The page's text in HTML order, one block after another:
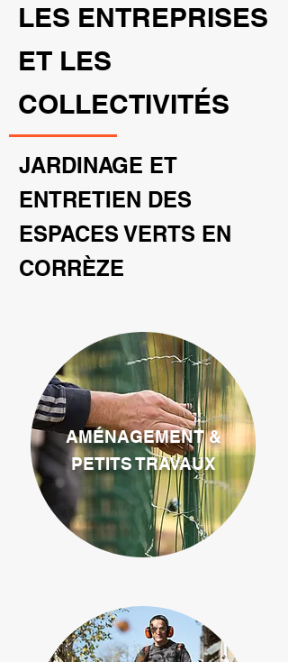
LES ENTREPRISES
ET LES
COLLECTIVITÉS
JARDINAGE ET
ENTRETIEN DES
ESPACES VERTS EN
CORRÈZE
AMÉNAGEMENT &
PETITS TRAVAUX